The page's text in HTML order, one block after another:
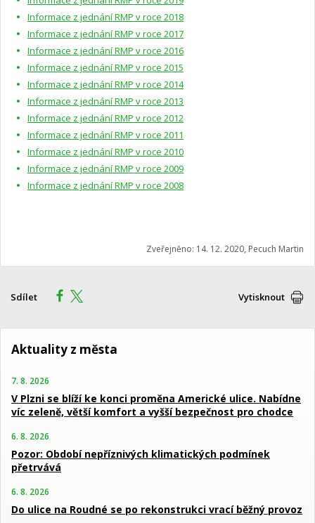
Informace z jednání RMP v roce 2018
Informace z jednání RMP v roce 2017
Informace z jednání RMP v roce 2016
Informace z jednání RMP v roce 2015
Informace z jednání RMP v roce 2014
Informace z jednání RMP v roce 2013
Informace z jednání RMP v roce 2012
Informace z jednání RMP v roce 2011
Informace z jednání RMP v roce 2010
Informace z jednání RMP v roce 2009
Informace z jednání RMP v roce 2008
Zveřejněno: 14. 12. 2020, Pecuch Martin
Sdílet Vytisknout
Aktuality z města
7. 8. 2026
V Plzni se blíží ke konci proměna Americké ulice. Nabídne
víc zeleně, větší komfort a vyšší bezpečnost pro chodce
6. 8. 2026
Pozor: Období nepříznivých klimatických podmínek
přetrvává
6. 8. 2026
Do ulice na Roudné se po rekonstrukci vrací běžný provoz